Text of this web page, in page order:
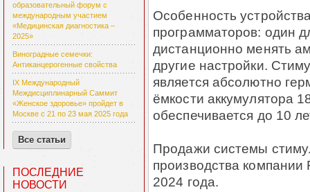
образовательный форум с
международным участием
«Медицинская диагностика –
2025»
Виноградные семечки:
Антиканцерогенные свойства
IX Международный
Междисциплинарный Саммит
«Женское здоровье» пройдет в
Москве с 21 по 23 мая 2025 года
Все статьи
ПОСЛЕДНИЕ
НОВОСТИ
Особенность
программаторов: один
дистанционно менять
другие настройки.
является абсолютно
ёмкости аккумулятора
обеспечивается до 10
Продажи системы
производства
2024 года.